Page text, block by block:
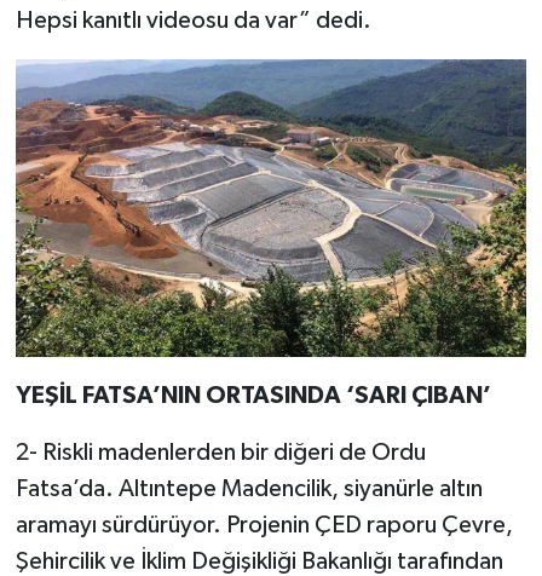
Hepsi kanıtlı videosu da var” dedi.
YEŞİL FATSA’NIN ORTASINDA ‘SARI ÇIBAN’
2- Riskli madenlerden bir diğeri de Ordu
Fatsa’da. Altıntepe Madencilik, siyanürle altın
aramayı sürdürüyor. Projenin ÇED raporu Çevre,
Şehircilik ve İklim Değişikliği Bakanlığı tarafından